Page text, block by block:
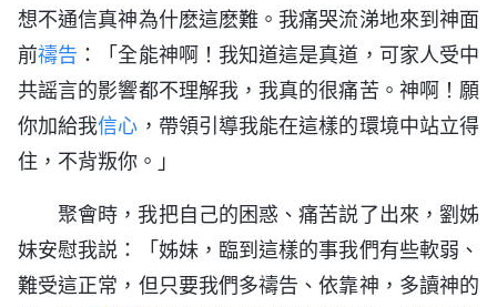
想不通信真神為什麽這麽難。我痛哭流涕地來到神面
前禱告 ：「全能神啊！我知道這是真道，可家人受中
共謡言的影響都不理解我，我真的很痛苦。神啊！願
你加給我信心 ，帶領引導我能在這樣的環境中站立得
住，不背叛你。」
聚會時，我把自己的困惑、痛苦説了出來，劉姊
妹安慰我説：「姊妹，臨到這樣的事我們有些軟弱、
難受這正常，但只要我們多禱告、依靠神，多讀神的